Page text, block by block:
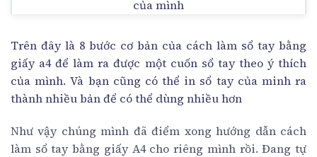
Trên đây là 8 bước cơ bản của cách làm sổ tay bằng
giấy a4 để làm ra được một cuốn sổ tay theo ý thích
của mình. Và bạn cũng có thể in sổ tay của minh ra
thành nhiều bản để có thể dùng nhiều hơn
Như vậy chúng mình đã điểm xong hướng dẫn cách
làm sổ tay bằng giấy A4 cho riêng mình rồi. Đang tự